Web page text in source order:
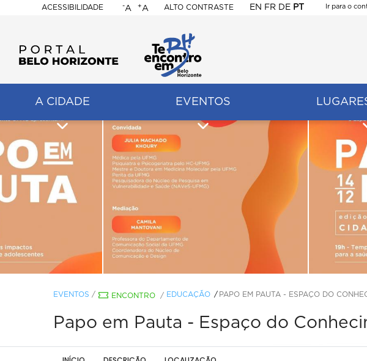
ACESSIBILIDADE
BELO
HORIZONTE
-A +A ALTO CONTRASTE EN FR DE PT
Ir para o
A CIDADE EVENTOS
EVENTOS / ENCONTRO / EDUCAÇÃO PAPO EM PAUTA - ESPAÇO DO
Papo em Pauta - Espaço do